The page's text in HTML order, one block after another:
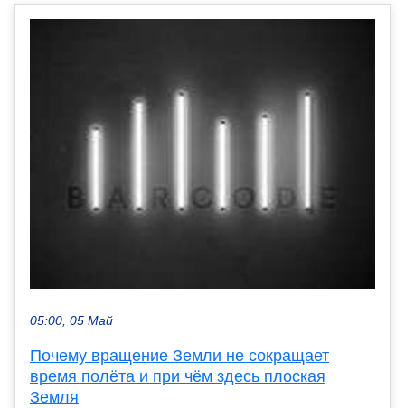
05:00, 05 Май
Почему вращение Земли не сокращает
время полёта и при чём здесь плоская
Земля